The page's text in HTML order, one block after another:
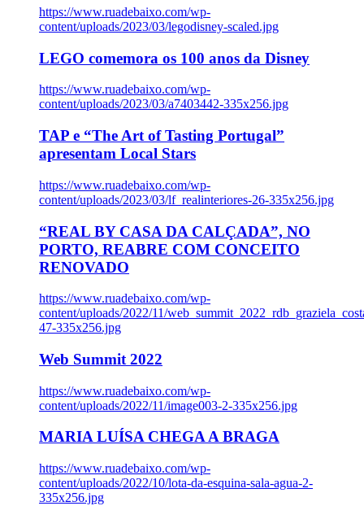
https://www.ruadebaixo.com/wp-
content/uploads/2023/03/legodisney-scaled.jpg
LEGO comemora os 100 anos da Disney
https://www.ruadebaixo.com/wp-
content/uploads/2023/03/a7403442-335x256.jpg
TAP e “The Art of Tasting Portugal”
apresentam Local Stars
https://www.ruadebaixo.com/wp-
content/uploads/2023/03/lf_realinteriores-26-335x256.jpg
“REAL BY CASA DA CALÇADA”, NO
PORTO, REABRE COM CONCEITO
RENOVADO
https://www.ruadebaixo.com/wp-
content/uploads/2022/11/
47-335x256.jpg
Web Summit 2022
https://www.ruadebaixo.com/wp-
content/uploads/2022/11/image003-2-335x256.jpg
MARIA LUÍSA CHEGA A BRAGA
https://www.ruadebaixo.com/wp-
content/uploads/2022/10/lota-da-esquina-sala-agua-2-
335x256.jpg